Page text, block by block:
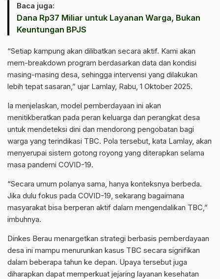
Baca juga:
Dana Rp37 Miliar untuk Layanan Warga, Bukan
Keuntungan BPJS
“Setiap kampung akan dilibatkan secara aktif. Kami akan
mem-breakdown program berdasarkan data dan kondisi
masing-masing desa, sehingga intervensi yang dilakukan
lebih tepat sasaran,” ujar Lamlay, Rabu, 1 Oktober 2025.
Ia menjelaskan, model pemberdayaan ini akan
menitikberatkan pada peran keluarga dan perangkat desa
untuk mendeteksi dini dan mendorong pengobatan bagi
warga yang terindikasi TBC. Pola tersebut, kata Lamlay, akan
menyerupai sistem gotong royong yang diterapkan selama
masa pandemi COVID-19.
“Secara umum polanya sama, hanya konteksnya berbeda.
Jika dulu fokus pada COVID-19, sekarang bagaimana
masyarakat bisa berperan aktif dalam mengendalikan TBC,”
imbuhnya.
Dinkes Berau menargetkan strategi berbasis pemberdayaan
desa ini mampu menurunkan kasus TBC secara signifikan
dalam beberapa tahun ke depan. Upaya tersebut juga
diharapkan dapat memperkuat jejaring layanan kesehatan